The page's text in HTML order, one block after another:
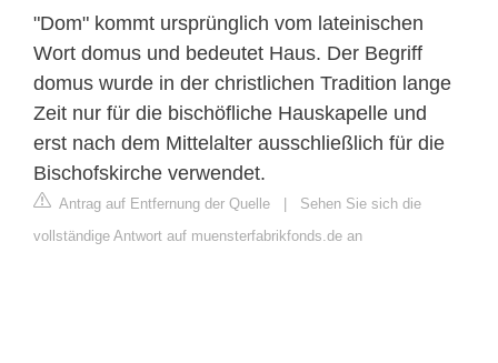
"Dom" kommt ursprünglich vom lateinischen
Wort domus und bedeutet Haus. Der Begriff
domus wurde in der christlichen Tradition lange
Zeit nur für die bischöfliche Hauskapelle und
erst nach dem Mittelalter ausschließlich für die
Bischofskirche verwendet.
Antrag auf Entfernung der Quelle | Sehen Sie sich die
vollständige Antwort auf muensterfabrikfonds.de an